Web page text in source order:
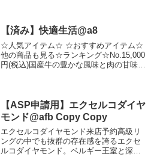
ングみたいにゲートやフ...
【済み】快適生活@a8
☆人気アイテム☆ ☆おすすめアイテム☆
他の商品も見る☆ランキング☆No.15,000
円(税込)国産牛の豊かな風味と肉の甘味、
した加...
【ASP申請用】エクセルコダイヤ
モンド@afb Copy Copy
エクセルコダイヤモンド来店予約高級リ
ングの中でも抜群の存在感を誇るエクセ
ルコダイヤモンド。ベルギー王室と深い